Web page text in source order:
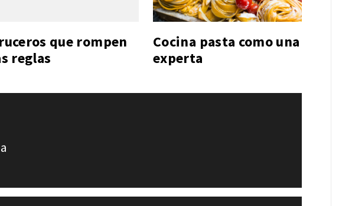
que rompen
reglas
Cocina pasta como una
experta